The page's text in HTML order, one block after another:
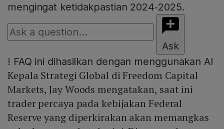
mengingat ketidakpastian 2024‑2025.
Ask
! FAQ ini dihasilkan dengan menggunakan AI
Kepala Strategi Global di Freedom Capital
Markets, Jay Woods mengatakan, saat ini
trader percaya pada kebijakan Federal
Reserve yang diperkirakan akan memangkas